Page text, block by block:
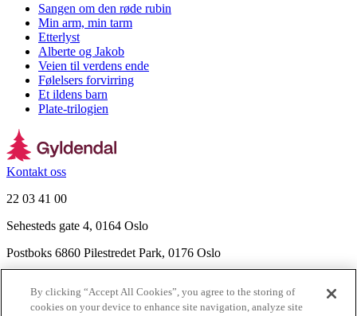
Sangen om den røde rubin
Min arm, min tarm
Etterlyst
Alberte og Jakob
Veien til verdens ende
Følelsers forvirring
Et ildens barn
Plate-trilogien
Kontakt oss
22 03 41 00
Sehesteds gate 4, 0164 Oslo
Postboks 6860 Pilestredet Park, 0176 Oslo
Nyhetsbrev
By clicking “Accept All Cookies”, you agree to the storing of
cookies on your device to enhance site navigation, analyze site